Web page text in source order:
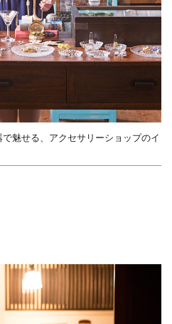
魅せる、アクセサリーショップのイ